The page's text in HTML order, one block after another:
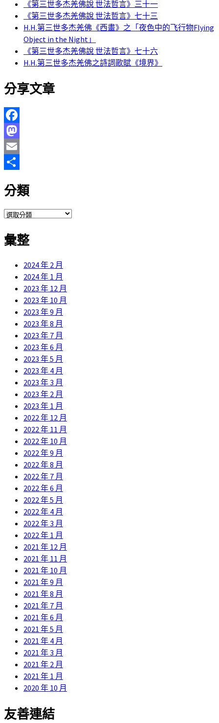
《第三世多杰羌佛說 世法哲言》三十一
《第三世多杰羌佛說 世法哲言》七十三
H.H.第三世多杰羌佛《西畫》之「夜色中的飞行物Flying
Object in the Night」
《第三世多杰羌佛說 世法哲言》七十六
H.H.第三世多杰羌佛之詩詞歌賦《境界》
分享文章
Facebook
Mastodon
Email
享
分類
分
彙整
2024 年 2 月
2024 年 1 月
2023 年 12 月
2023 年 10 月
2023 年 9 月
2023 年 8 月
2023 年 7 月
2023 年 6 月
2023 年 5 月
2023 年 4 月
2023 年 3 月
2023 年 2 月
2023 年 1 月
2022 年 12 月
2022 年 11 月
2022 年 10 月
2022 年 9 月
2022 年 8 月
2022 年 7 月
2022 年 6 月
2022 年 5 月
2022 年 4 月
2022 年 3 月
2022 年 1 月
2021 年 12 月
2021 年 11 月
2021 年 10 月
2021 年 9 月
2021 年 8 月
2021 年 7 月
2021 年 6 月
2021 年 5 月
2021 年 4 月
2021 年 3 月
2021 年 2 月
2021 年 1 月
2020 年 10 月
友善連結